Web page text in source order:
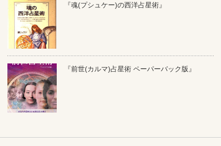
『魂(プシュケー)の西洋占星術』
『前世(カルマ)占星術 ペーパーバック版』